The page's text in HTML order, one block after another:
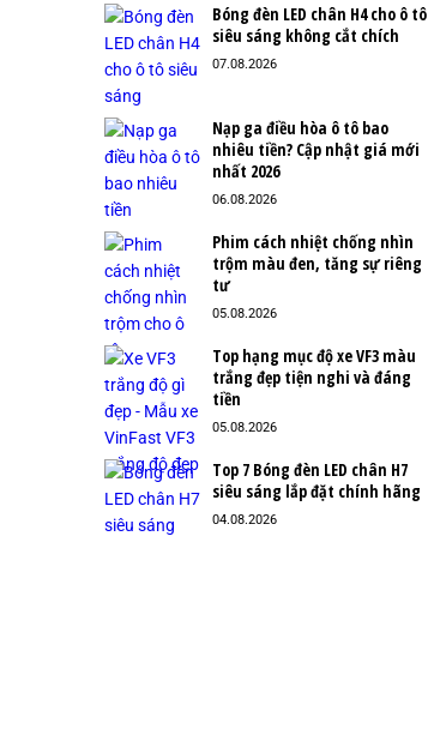
Bóng đèn LED chân H4 cho ô tô
siêu sáng không cắt chích
07.08.2026
Nạp ga điều hòa ô tô bao
nhiêu tiền? Cập nhật giá mới
nhất 2026
06.08.2026
Phim cách nhiệt chống nhìn
trộm màu đen, tăng sự riêng
tư
05.08.2026
Top hạng mục độ xe VF3 màu
trắng đẹp tiện nghi và đáng
tiền
05.08.2026
Top 7 Bóng đèn LED chân H7
siêu sáng lắp đặt chính hãng
04.08.2026